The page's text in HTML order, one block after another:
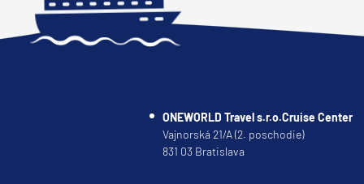
Plavby okolo sveta
Arktída
Expedičné plavby
ONEWORLD Travel s.r.o.Cruise Center
Vajnorská 21/A (2. poschodie)
831 03 Bratislava